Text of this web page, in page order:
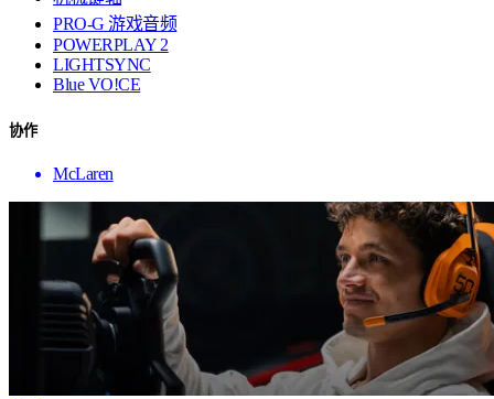
PRO-G 游戏音频
POWERPLAY 2
LIGHTSYNC
Blue VO!CE
协作
McLaren